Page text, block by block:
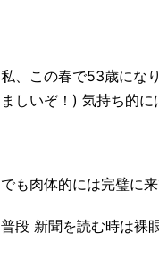
私、この春で53歳になり
ましいぞ！) 気持ち的に
でも肉体的には完璧に来
普段 新聞を読む時は裸